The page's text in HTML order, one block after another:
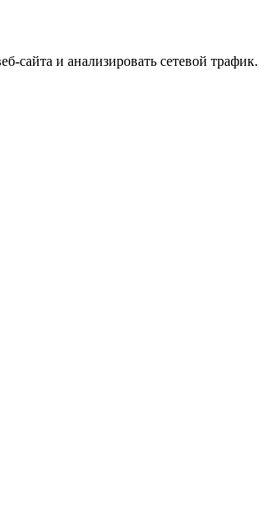
сайта и анализировать сетевой трафик.